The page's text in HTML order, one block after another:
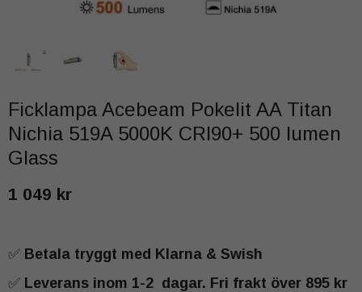
Ficklampa Acebeam Pokelit AA Titan
Nichia 519A 5000K CRI90+ 500 lumen
Glass
1 049 kr
✅ Betala tryggt med Klarna & Swish
✅ Leverans inom 1-2 dagar. Fri frakt över 895 kr